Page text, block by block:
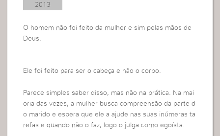
2013
O homem não foi feito da mulher e sim pelas mãos de
Deus.
Ele foi feito para ser o cabeça e não o corpo.
Parece simples saber disso, mas não na prática. Na mai
oria das vezes, a mulher busca compreensão da parte d
o marido e espera que ele a ajude nas suas inúmeras ta
refas e quando não o faz, logo o julga como egoísta.